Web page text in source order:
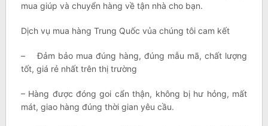
mua giúp và chuyển hàng về tận nhà cho bạn.
Dịch vụ mua hàng Trung Quốc vủa chúng tôi cam kết
– Đảm bảo mua đúng hàng, đúng mẫu mã, chất lượng
tốt, giá rẻ nhất trên thị trường
– Hàng được đóng goi cẩn thận, không bị hư hỏng, mất
mát, giao hàng đúng thời gian yêu cầu.